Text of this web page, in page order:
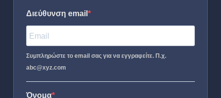
Διεύθυνση email
Συμπληρώστε το email σας για να εγγραφείτε. Π.χ.
abc@xyz.com
Όνομα